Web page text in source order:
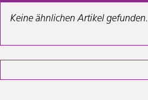
Keine ähnlichen Artikel gefunden.